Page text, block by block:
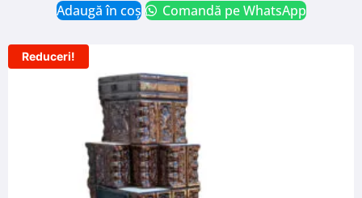
Adaugă în coș
Comandă pe WhatsApp
Reduceri!